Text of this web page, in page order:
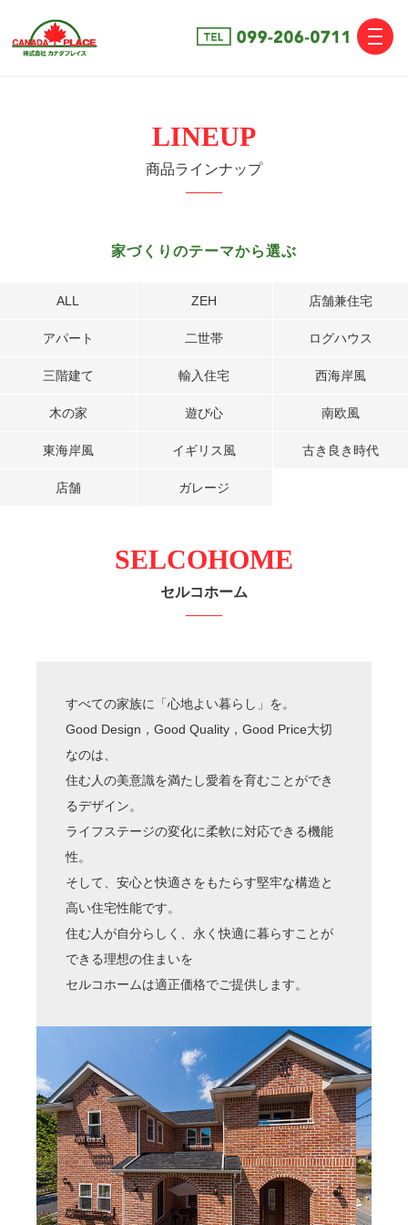
toggle
LINEUP
商品ラインナップ
家づくりのテーマから選ぶ
ALL ZEH 店舗兼住宅
アパート 二世帯 ログハウス
三階建て 輸入住宅 西海岸風
木の家 遊び心 南欧風
東海岸風 イギリス風 古き良き時代
店舗 ガレージ
SELCOHOME
セルコホーム
すべての家族に「心地よい暮らし」を。
Good Design，Good Quality，Good Price大切
なのは、
住む人の美意識を満たし愛着を育むことができ
るデザイン。
ライフステージの変化に柔軟に対応できる機能
性。
そして、安心と快適さをもたらす堅牢な構造と
高い住宅性能です。
住む人が自分らしく、永く快適に暮らすことが
できる理想の住まいを
セルコホームは適正価格でご提供します。